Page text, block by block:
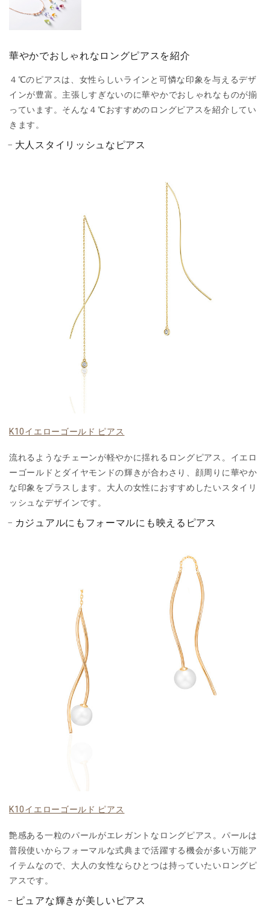
華やかでおしゃれなロングピアスを紹介
４℃のピアスは、女性らしいラインと可憐な印象を与えるデザ
インが豊富。主張しすぎないのに華やかでおしゃれなものが揃
っています。そんな４℃おすすめのロングピアスを紹介してい
きます。
大人スタイリッシュなピアス
K10イエローゴールド ピアス
流れるようなチェーンが軽やかに揺れるロングピアス。イエロ
ーゴールドとダイヤモンドの輝きが合わさり、顔周りに華やか
な印象をプラスします。大人の女性におすすめしたいスタイリ
ッシュなデザインです。
カジュアルにもフォーマルにも映えるピアス
K10イエローゴールド ピアス
艶感ある一粒のパールがエレガントなロングピアス。パールは
普段使いからフォーマルな式典まで活躍する機会が多い万能ア
イテムなので、大人の女性ならひとつは持っていたいロングピ
アスです。
ピュアな輝きが美しいピアス